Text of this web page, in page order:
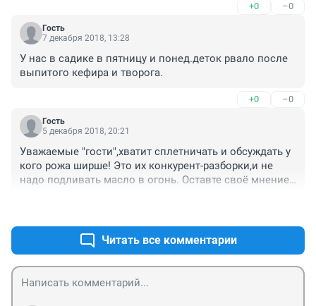
+0 –0
Гость
7 декабря 2018, 13:28
У нас в садике в пятницу и понед.деток рвало после
выпитого кефира и творога.
+0 –0
Гость
5 декабря 2018, 20:21
Уважаемые "гости",хватит сплетничать и обсуждать у
кого рожа ширше! Это их конкурент-разборки,и не
надо подливать масло в огонь. Оставте своё мнение
того,что б были хозяйства,коровники,свинарники. Так
давайте все дружно перестанем поливать грязью этих
или тех. Всем здоровья.
Читать все комментарии